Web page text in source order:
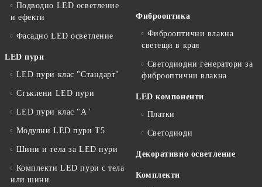
Подводно LED осветление
и ефекти
Фасадно LED осветление
LED пури
LED пури клас "Стандарт"
Стъклени LED пури
LED пури клас "А"
Модулни LED пури T5
Шини и тела за LED пури
Комплекти LED пури с тела
или шини
Фиброоптика
Фиброоптични влакна
светещи в края
Светодиодни генератори за
фиброоптични влакна
LED компоненти
Платки
Светодиоди
Декоративно осветление
Комплекти